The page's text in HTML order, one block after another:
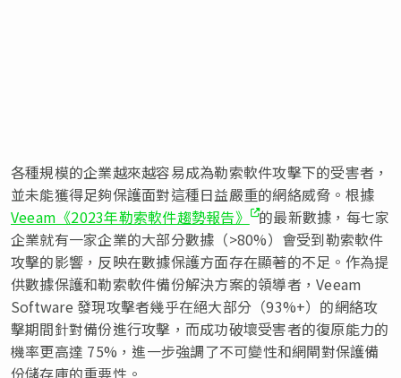
各種規模的企業越來越容易成為勒索軟件攻擊下的受害者，
並未能獲得足夠保護面對這種日益嚴重的網絡威脅。根據
Veeam《2023年勒索軟件趨勢報告》
的最新數據，每七家
企業就有一家企業的大部分數據（>80%）會受到勒索軟件
攻擊的影響，反映在數據保護方面存在顯著的不足。作為提
供數據保護和勒索軟件備份解決方案的領導者，Veeam
Software 發現攻擊者幾乎在絕大部分（93%+）的網絡攻
擊期間針對備份進行攻擊，而成功破壞受害者的復原能力的
機率更高達 75%，進一步強調了不可變性和網閘對保護備
份儲存庫的重要性。